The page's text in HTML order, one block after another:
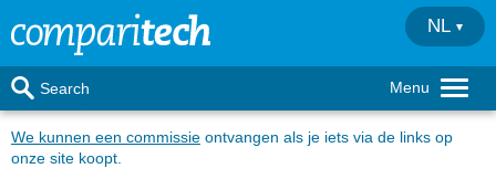
Menu
Search
NL
We kunnen een commissie ontvangen als je iets via de links op
onze site koopt.